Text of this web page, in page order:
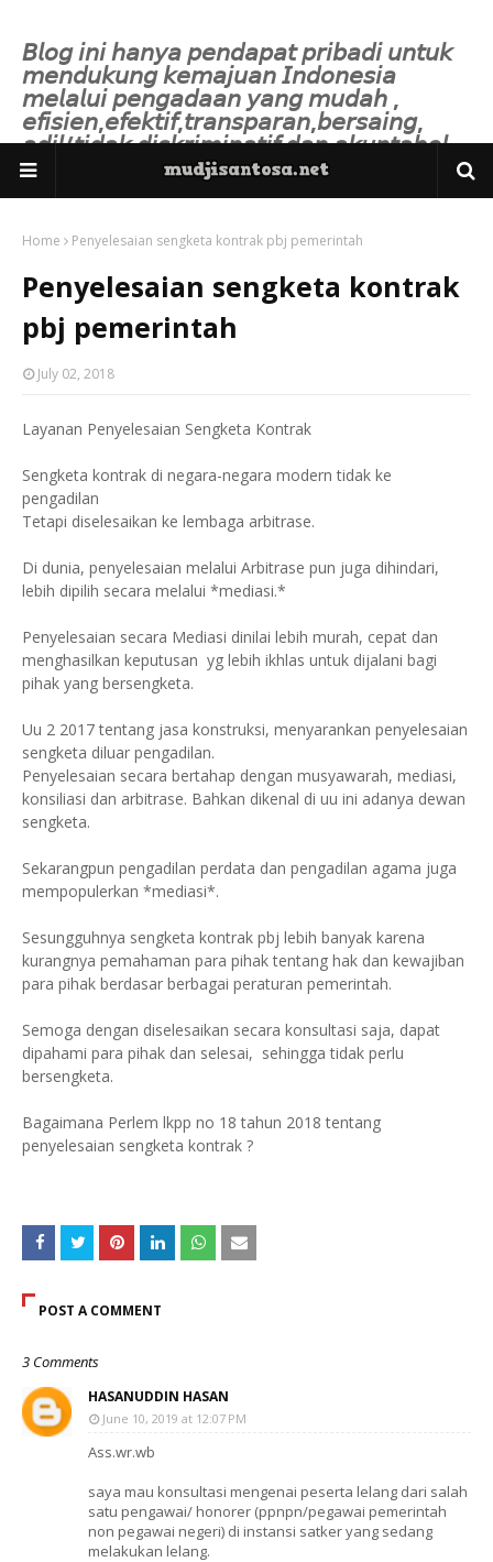
𝘉𝘭𝘰𝘨 𝘪𝘯𝘪 𝘩𝘢𝘯𝘺𝘢 𝘱𝘦𝘯𝘥𝘢𝘱𝘢𝘵 𝘱𝘳𝘪𝘣𝘢𝘥𝘪 𝘶𝘯𝘵𝘶𝘬
𝘮𝘦𝘯𝘥𝘶𝘬𝘶𝘯𝘨 𝘬𝘦𝘮𝘢𝘫𝘶𝘢𝘯 𝘐𝘯𝘥𝘰𝘯𝘦𝘴𝘪𝘢
𝘮𝘦𝘭𝘢𝘭𝘶𝘪 𝘱𝘦𝘯𝘨𝘢𝘥𝘢𝘢𝘯 𝘺𝘢𝘯𝘨 𝘮𝘶𝘥𝘢𝘩 ,
𝘦𝘧𝘪𝘴𝘪𝘦𝘯,𝘦𝘧𝘦𝘬𝘵𝘪𝘧,𝘵𝘳𝘢𝘯𝘴𝘱𝘢𝘳𝘢𝘯,𝘣𝘦𝘳𝘴𝘢𝘪𝘯𝘨,
𝘢𝘥𝘪𝘭/𝘵𝘪𝘥𝘢𝘬 𝘥𝘪𝘴𝘬𝘳𝘪𝘮𝘪𝘯𝘢𝘵𝘪𝘧 𝘥𝘢𝘯 𝘢𝘬𝘶𝘯𝘵𝘢𝘣𝘦𝘭.
Home Penyelesaian sengketa kontrak pbj pemerintah
Penyelesaian sengketa kontrak
pbj pemerintah
July 02, 2018
Layanan Penyelesaian Sengketa Kontrak
Sengketa kontrak di negara-negara modern tidak ke
pengadilan
Tetapi diselesaikan ke lembaga arbitrase.
Di dunia, penyelesaian melalui Arbitrase pun juga dihindari,
lebih dipilih secara melalui *mediasi.*
Penyelesaian secara Mediasi dinilai lebih murah, cepat dan
menghasilkan keputusan yg lebih ikhlas untuk dijalani bagi
pihak yang bersengketa.
Uu 2 2017 tentang jasa konstruksi, menyarankan penyelesaian
sengketa diluar pengadilan.
Penyelesaian secara bertahap dengan musyawarah, mediasi,
konsiliasi dan arbitrase. Bahkan dikenal di uu ini adanya dewan
sengketa.
Sekarangpun pengadilan perdata dan pengadilan agama juga
mempopulerkan *mediasi*.
Sesungguhnya sengketa kontrak pbj lebih banyak karena
kurangnya pemahaman para pihak tentang hak dan kewajiban
para pihak berdasar berbagai peraturan pemerintah.
Semoga dengan diselesaikan secara konsultasi saja, dapat
dipahami para pihak dan selesai, sehingga tidak perlu
bersengketa.
Bagaimana Perlem lkpp no 18 tahun 2018 tentang
penyelesaian sengketa kontrak ?
POST A COMMENT
3 Comments
HASANUDDIN HASAN
June 10, 2019 at 12:07 PM
Ass.wr.wb
saya mau konsultasi mengenai peserta lelang dari salah
satu pengawai/ honorer (ppnpn/pegawai pemerintah
non pegawai negeri) di instansi satker yang sedang
melakukan lelang.